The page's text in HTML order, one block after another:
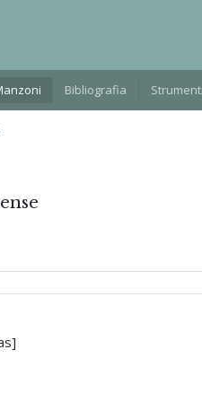
Bibliografia Strumenti